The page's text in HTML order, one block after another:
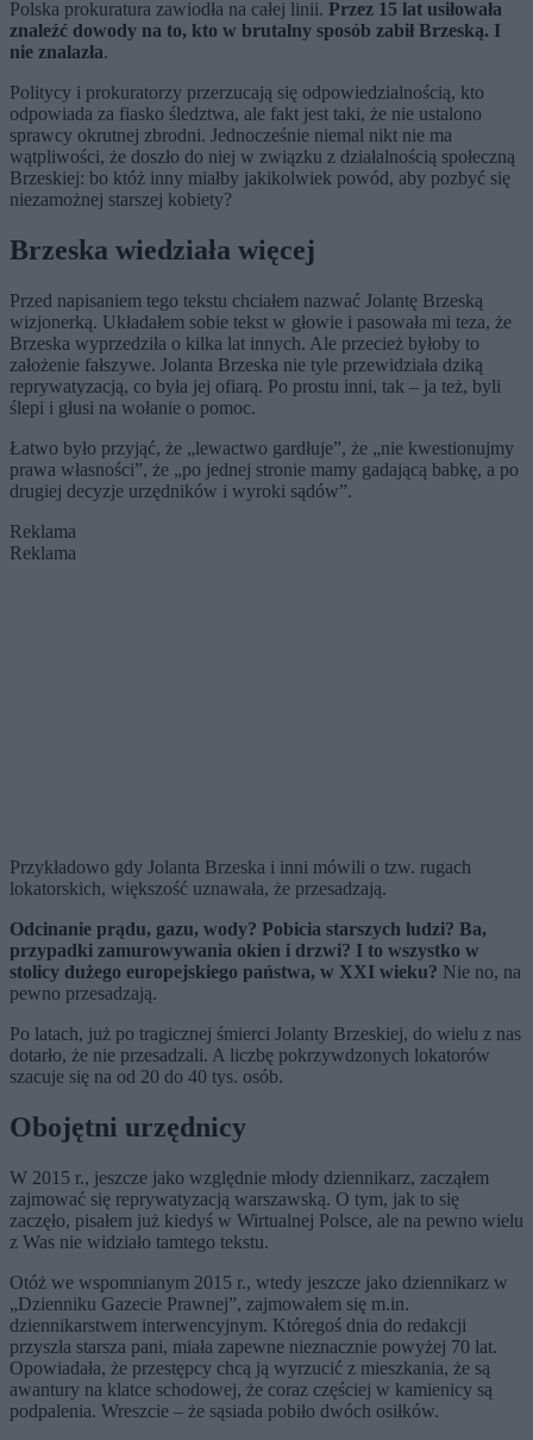
Polska prokuratura zawiodła na całej linii. Przez 15 lat usiłowała
znaleźć dowody na to, kto w brutalny sposób zabił Brzeską. I
nie znalazła.
Politycy i prokuratorzy przerzucają się odpowiedzialnością, kto
odpowiada za fiasko śledztwa, ale fakt jest taki, że nie ustalono
sprawcy okrutnej zbrodni. Jednocześnie niemal nikt nie ma
wątpliwości, że doszło do niej w związku z działalnością społeczną
Brzeskiej: bo któż inny miałby jakikolwiek powód, aby pozbyć się
niezamożnej starszej kobiety?
Brzeska wiedziała więcej
Przed napisaniem tego tekstu chciałem nazwać Jolantę Brzeską
wizjonerką. Układałem sobie tekst w głowie i pasowała mi teza, że
Brzeska wyprzedziła o kilka lat innych. Ale przecież byłoby to
założenie fałszywe. Jolanta Brzeska nie tyle przewidziała dziką
reprywatyzacją, co była jej ofiarą. Po prostu inni, tak – ja też, byli
ślepi i głusi na wołanie o pomoc.
Łatwo było przyjąć, że „lewactwo gardłuje”, że „nie kwestionujmy
prawa własności”, że „po jednej stronie mamy gadającą babkę, a po
drugiej decyzje urzędników i wyroki sądów”.
Reklama
Reklama
Przykładowo gdy Jolanta Brzeska i inni mówili o tzw. rugach
lokatorskich, większość uznawała, że przesadzają.
Odcinanie prądu, gazu, wody? Pobicia starszych ludzi? Ba,
przypadki zamurowywania okien i drzwi? I to wszystko w
stolicy dużego europejskiego państwa, w XXI wieku? Nie no, na
pewno przesadzają.
Po latach, już po tragicznej śmierci Jolanty Brzeskiej, do wielu z nas
dotarło, że nie przesadzali. A liczbę pokrzywdzonych lokatorów
szacuje się na od 20 do 40 tys. osób.
Obojętni urzędnicy
W 2015 r., jeszcze jako względnie młody dziennikarz, zacząłem
zajmować się reprywatyzacją warszawską. O tym, jak to się
zaczęło, pisałem już kiedyś w Wirtualnej Polsce, ale na pewno wielu
z Was nie widziało tamtego tekstu.
Otóż we wspomnianym 2015 r., wtedy jeszcze jako dziennikarz w
„Dzienniku Gazecie Prawnej”, zajmowałem się m.in.
dziennikarstwem interwencyjnym. Któregoś dnia do redakcji
przyszła starsza pani, miała zapewne nieznacznie powyżej 70 lat.
Opowiadała, że przestępcy chcą ją wyrzucić z mieszkania, że są
awantury na klatce schodowej, że coraz częściej w kamienicy są
podpalenia. Wreszcie – że sąsiada pobiło dwóch osiłków.